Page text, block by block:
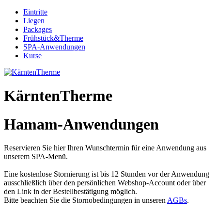
Eintritte
Liegen
Packages
Frühstück&Therme
SPA-Anwendungen
Kurse
KärntenTherme
Hamam-Anwendungen
Reservieren Sie hier Ihren Wunschtermin für eine Anwendung aus
unserem SPA-Menü.
Eine kostenlose Stornierung ist bis 12 Stunden vor der Anwendung
ausschließlich über den persönlichen Webshop-Account oder über
den Link in der Bestellbestätigung möglich.
Bitte beachten Sie die Stornobedingungen in unseren AGBs.